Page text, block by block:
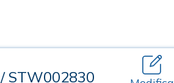
/ STW002830